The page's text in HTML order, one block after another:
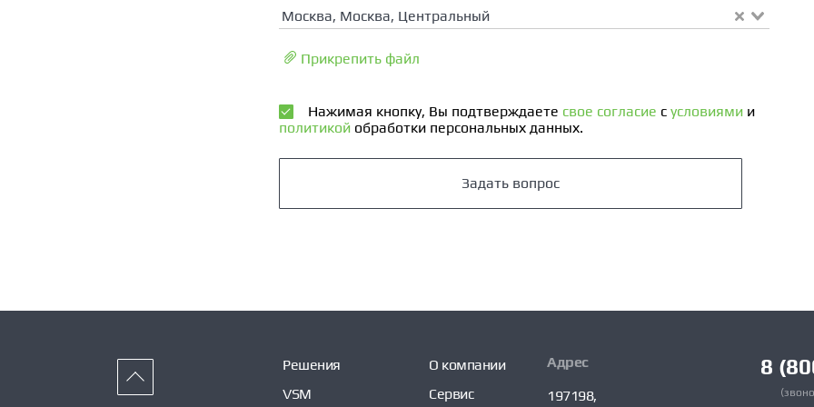
Москва, Москва, Центральный
Прикрепить файл
Нажимая кнопку, Вы подтверждаете свое согласие с условиями и
политикой обработки персональных данных.
Задать вопрос
Решения
VSM
О компании
Сервис
Адрес
197198,
8